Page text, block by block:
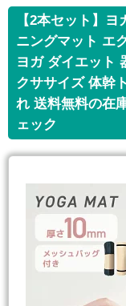
【2本セット】
ニングマット エ
ヨガ ダイエット
クササイズ 体幹
れ 送料無料の在
ェック